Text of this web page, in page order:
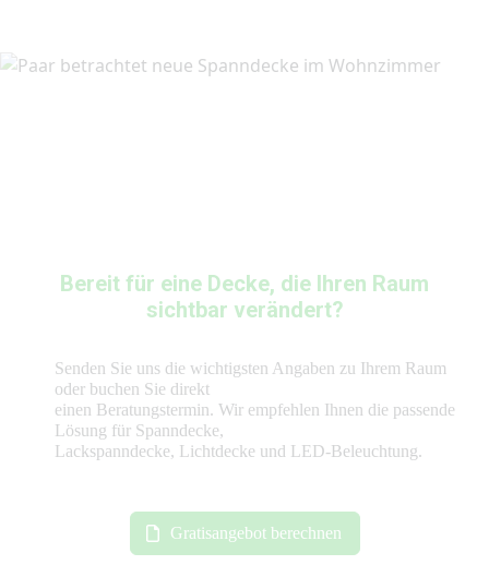
Bereit für eine Decke, die Ihren Raum
sichtbar verändert?
Senden Sie uns die wichtigsten Angaben zu Ihrem Raum
oder buchen Sie direkt
einen Beratungstermin. Wir empfehlen Ihnen die passende
Lösung für Spanndecke,
Lackspanndecke, Lichtdecke und LED-Beleuchtung.
Gratisangebot berechnen